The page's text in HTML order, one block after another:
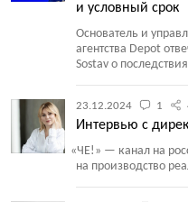
и условный срок
Основатель и
агентства Depot
Sostav о
23.12.2024 1
Интервью с
«ЧЕ!» — канал на
на производство